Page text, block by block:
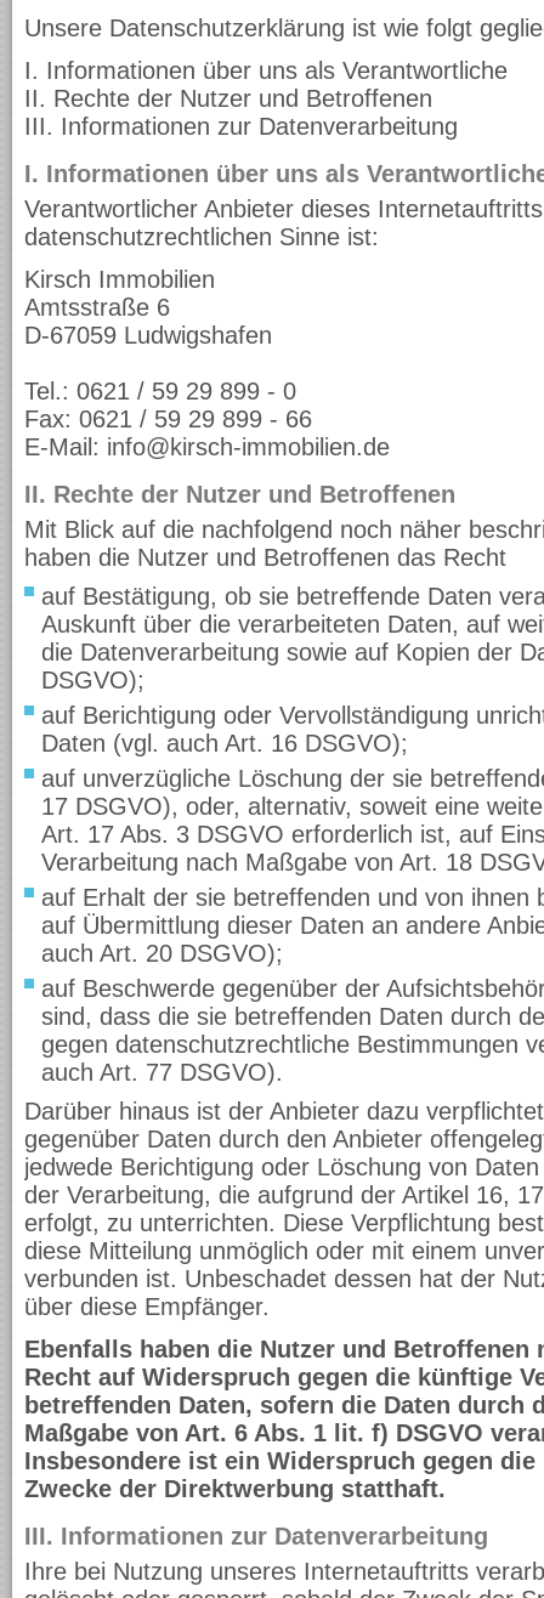
Unsere Datenschutzerklärung ist wie folgt
I. Informationen über uns als Verantwortliche
II. Rechte der Nutzer und Betroffenen
III. Informationen zur Datenverarbeitung
I. Informationen über uns als
Verantwortlicher Anbieter dieses
datenschutzrechtlichen Sinne ist:
Kirsch Immobilien
Amtsstraße 6
D-67059 Ludwigshafen
Tel.: 0621 / 59 29 899 - 0
Fax: 0621 / 59 29 899 - 66
E-Mail: info@kirsch-immobilien.de
II. Rechte der Nutzer und Betroffenen
Mit Blick auf die nachfolgend noch näher
haben die Nutzer und Betroffenen das Recht
auf Bestätigung, ob sie betreffende Daten
Auskunft über die verarbeiteten Daten, auf
die Datenverarbeitung sowie auf Kopien der
DSGVO);
auf Berichtigung oder Vervollständigung
Daten (vgl. auch Art. 16 DSGVO);
auf unverzügliche Löschung der sie
17 DSGVO), oder, alternativ, soweit eine
Art. 17 Abs. 3 DSGVO erforderlich ist, auf
Verarbeitung nach Maßgabe von Art. 18
auf Erhalt der sie betreffenden und von ihnen
auf Übermittlung dieser Daten an andere
auch Art. 20 DSGVO);
auf Beschwerde gegenüber der
sind, dass die sie betreffenden Daten durch
gegen datenschutzrechtliche Bestimmungen
auch Art. 77 DSGVO).
Darüber hinaus ist der Anbieter dazu
gegenüber Daten durch den Anbieter
jedwede Berichtigung oder Löschung von
der Verarbeitung, die aufgrund der Artikel 16,
erfolgt, zu unterrichten. Diese Verpflichtung
diese Mitteilung unmöglich oder mit einem
verbunden ist. Unbeschadet dessen hat der
über diese Empfänger.
Ebenfalls haben die Nutzer und Betroffenen
Recht auf Widerspruch gegen die künftige
betreffenden Daten, sofern die Daten durch
Maßgabe von Art. 6 Abs. 1 lit. f) DSGVO
Insbesondere ist ein Widerspruch gegen
Zwecke der Direktwerbung statthaft.
III. Informationen zur Datenverarbeitung
Ihre bei Nutzung unseres Internetauftritts